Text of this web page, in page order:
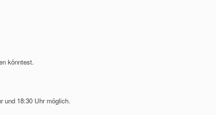
könntest.
und 18:30 Uhr möglich.